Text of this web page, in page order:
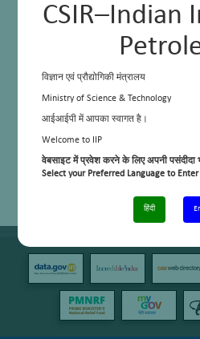
CSIR–Indian
विज्ञान एवं प्रौद्योगिकी मंत्रालय
Ministry of Science & Technology
आईआईपी में आपका स्वागत है।
Welcome to IIP
वेबसाइट में प्रवेश करने के लिए अपनी पसंदीदा
Select your Preferred Language to
हिंदी